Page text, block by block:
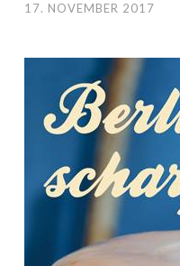
17. NOVEMBER 2017